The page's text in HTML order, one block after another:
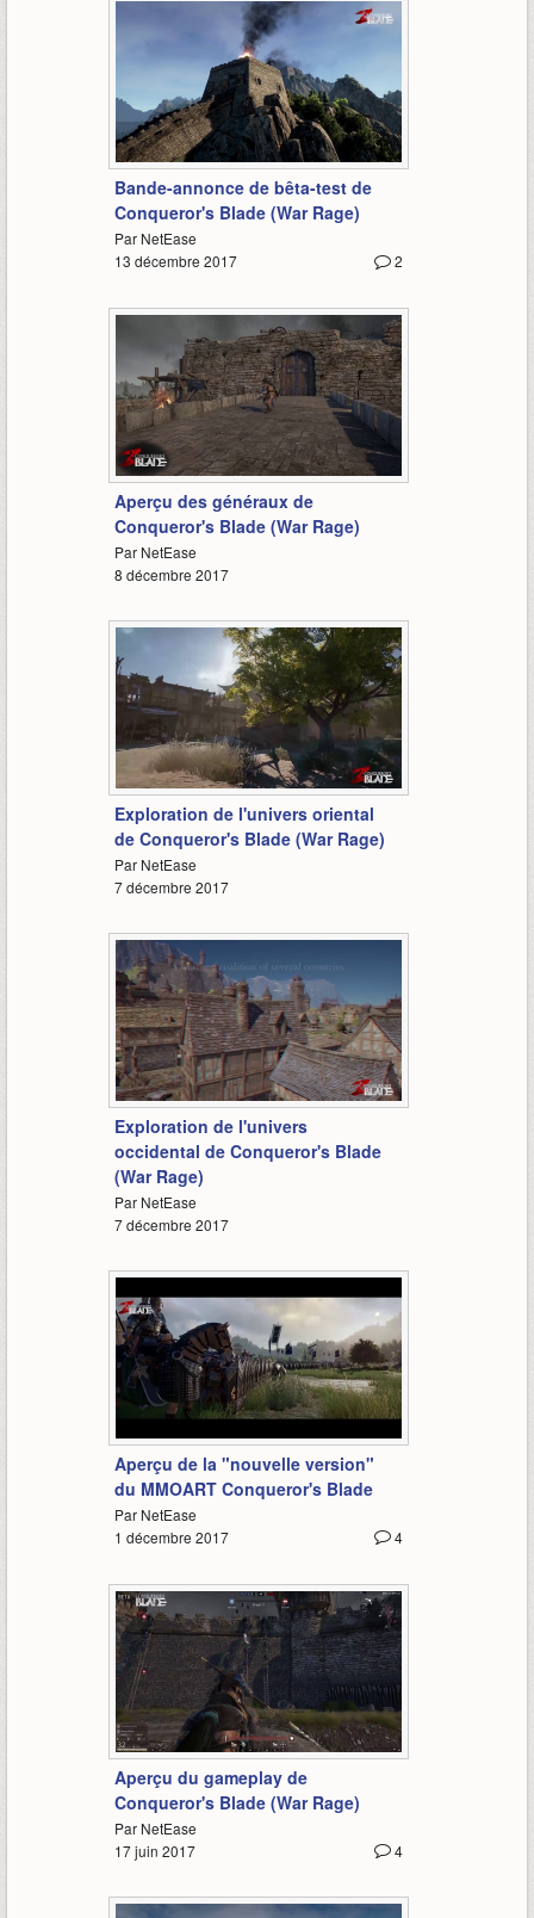
1:43
Bande-annonce de bêta-test de
Conqueror's Blade (War Rage)
Par NetEase
2
13 décembre 2017
1:03
Aperçu des généraux de
Conqueror's Blade (War Rage)
Par NetEase
8 décembre 2017
2:16
Exploration de l'univers oriental
de Conqueror's Blade (War Rage)
Par NetEase
7 décembre 2017
1:26
Exploration de l'univers
occidental de Conqueror's Blade
(War Rage)
Par NetEase
7 décembre 2017
2:06
Aperçu de la "nouvelle version"
du MMOART Conqueror's Blade
Par NetEase
4
1 décembre 2017
2:03
Aperçu du gameplay de
Conqueror's Blade (War Rage)
Par NetEase
4
17 juin 2017